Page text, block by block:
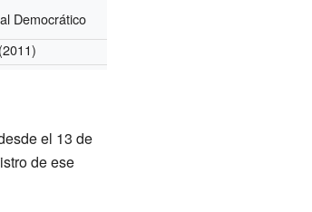
Democrático
(2011)
el 13 de
de ese